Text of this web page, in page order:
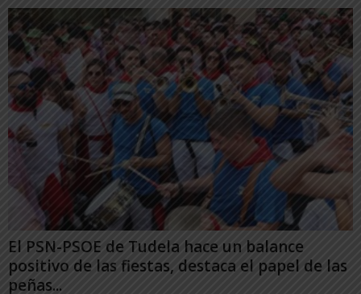
El PSN-PSOE de Tudela hace un balance
positivo de las fiestas, destaca el papel de las
peñas...